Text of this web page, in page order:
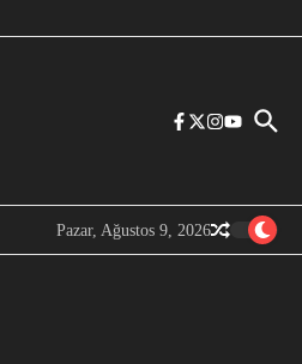
Pazar, Ağustos 9, 2026